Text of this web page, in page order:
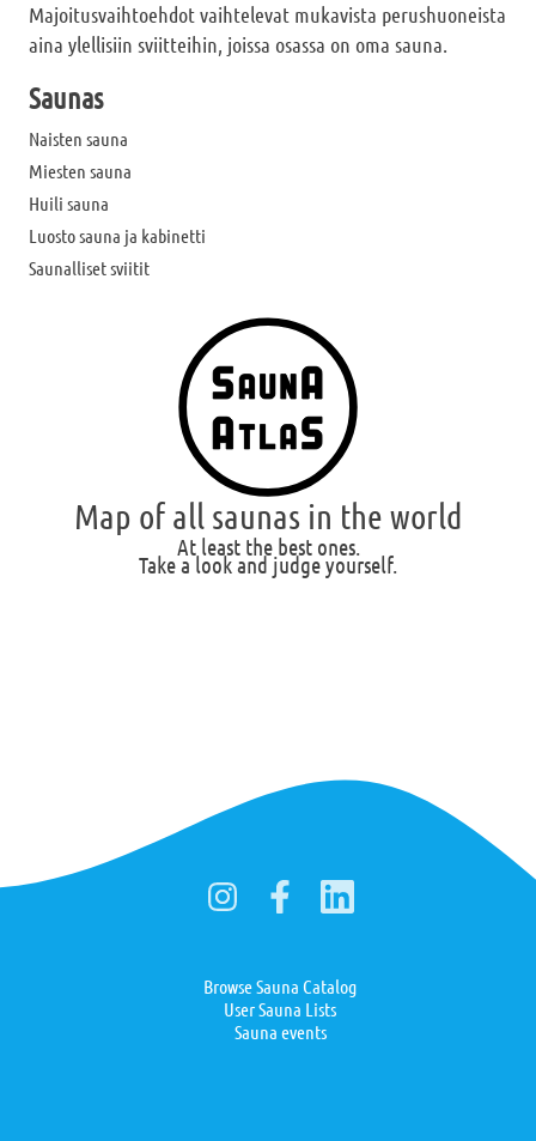
Majoitusvaihtoehdot vaihtelevat mukavista perushuoneista
aina ylellisiin sviitteihin, joissa osassa on oma sauna.
Saunas
Naisten sauna
Miesten sauna
Huili sauna
Luosto sauna ja kabinetti
Saunalliset sviitit
Map of all saunas in the world
At least the best ones.
Take a look and judge yourself.
Browse Sauna Catalog
User Sauna Lists
Sauna events